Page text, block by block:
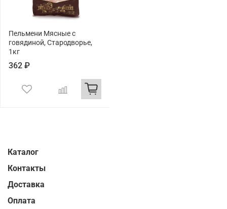
Пельмени Мясные с
говядиной, Стародворье,
1кг
362 ₽
Каталог
Контакты
Доставка
Оплата